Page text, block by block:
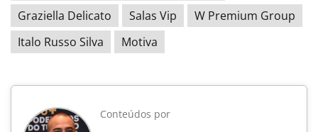
Graziella Delicato Salas Vip
W Premium Group
Italo Russo Silva
Motiva
Conteúdos por